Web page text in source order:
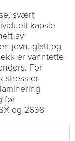
svært
kapsle
av
jevn, glatt og
er vanntette
For
stress er
før
og 2638